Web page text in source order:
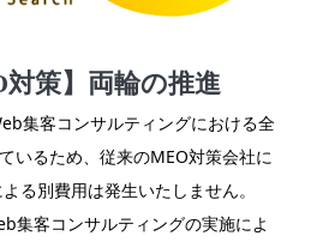
対策】両輪の推進
集客コンサルティングにおける全
いるため、従来のMEO対策会社に
る別費用は発生いたしません。
集客コンサルティングの実施によ